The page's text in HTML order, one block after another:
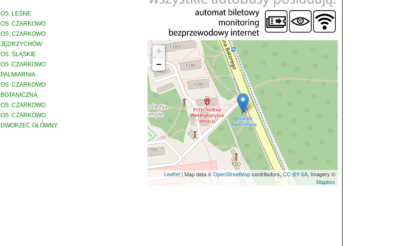
OS. LEŚNE
OS. CZARKOWO
OS. CZARKOWO
JĘDRZYCHÓW
OS. ŚLĄSKIE
OS. CZARKOWO
PALMIARNIA
OS. CZARKOWO
BOTANICZNA
OS. CZARKOWO
OS. CZARKOWO
DWORZEC GŁÓWNY
+
−
Leaflet| Map data ©OpenStreetMapcontributors,CC-BY-SA, Imagery ©
Mapbox